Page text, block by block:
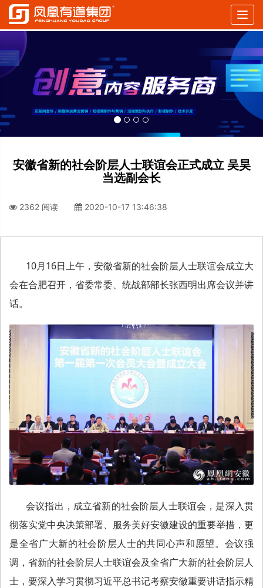
安徽省新的社会阶层人士联谊会正式成立 吴昊
当选副会长
2362 阅读 2020-10-17 13:46:38
10月16日上午，安徽省新的社会阶层人士联谊会成立大
会在合肥召开，省委常委、统战部部长张西明出席会议并讲
话。
会议指出，成立省新的社会阶层人士联谊会，是深入贯
彻落实党中央决策部署、服务美好安徽建设的重要举措，更
是全省广大新的社会阶层人士的共同心声和愿望。会议强
调，省新的社会阶层人士联谊会及全省广大新的社会阶层人
士，要深入学习贯彻习近平总书记考察安徽重要讲话指示精